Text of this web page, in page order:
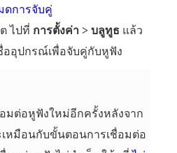
ดการจับคู่
ไปที่ การตั้งค่า >บลูทูธ แล้ว
ออุปกรณ์เพื่อจับคู่กับหูฟัง
มต่อหูฟังใหม่อีกครั้งหลังจาก
เหมือนกับขั้นตอนการเชื่อมต่อ